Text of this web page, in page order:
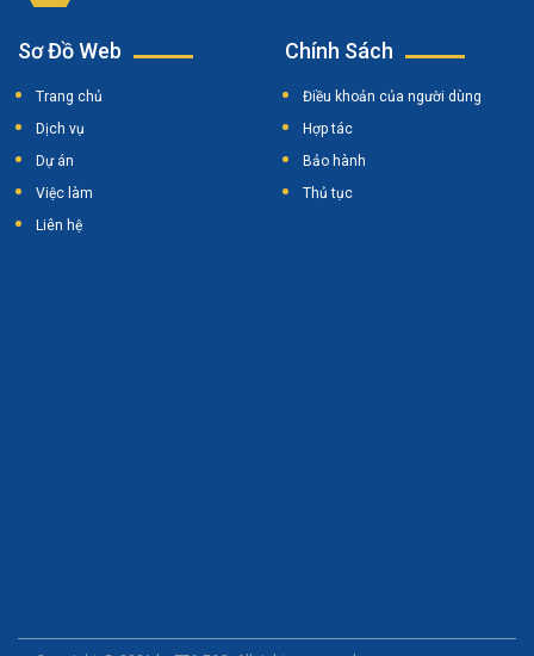
Sơ Đồ Web
Trang chủ
Dịch vụ
Dự án
Việc làm
Liên hệ
Chính Sách
Điều khoản của người dùng
Hợp tác
Bảo hành
Thủ tục